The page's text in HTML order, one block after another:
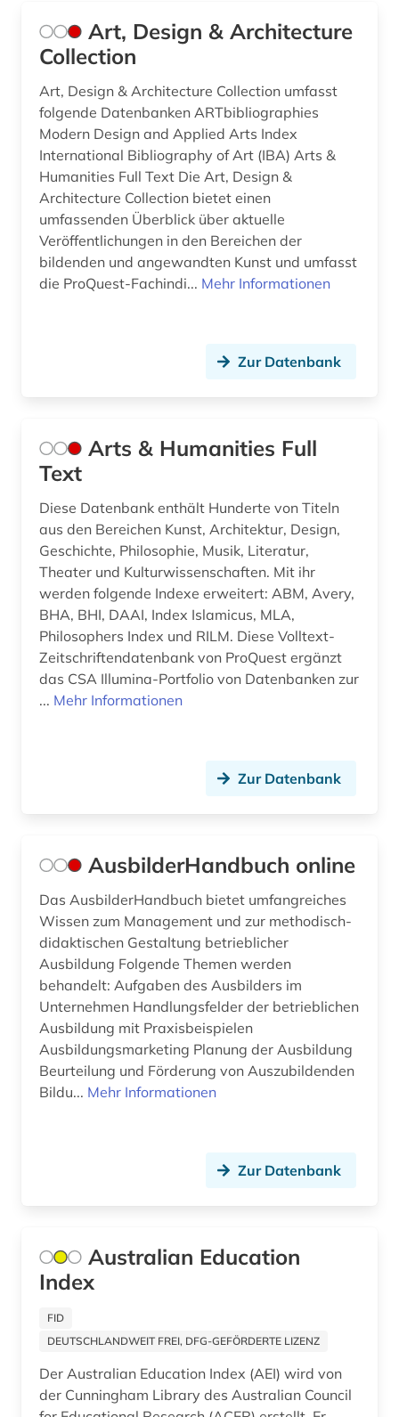
hochschulwesen (2)
hort (1)
humanitäre hilfe (1)
hörbuch (1)
immigration (1)
indien (1)
indikator (1)
indologie (1)
ingenieurwissenschaften (4)
inklusion &lt;soziologie&gt; (2)
integrierte gesamtschule (1)
interkulturelle erziehung (3)
internationaler kreditmarkt (1)
internationaler vergleich (2)
italien (1)
jahrbuch (4)
jahresbericht (3)
japan (1)
japanologie (1)
jugend (2)
jugendhilferecht (1)
jugendliteratur (4)
jugendmedien (1)
jugendpolitik (1)
Art, Design & Architecture
Collection
Art, Design & Architecture Collection umfasst
folgende Datenbanken ARTbibliographies
Modern Design and Applied Arts Index
International Bibliography of Art (IBA) Arts &
Humanities Full Text Die Art, Design &
Architecture Collection bietet einen
umfassenden Überblick über aktuelle
Veröffentlichungen in den Bereichen der
bildenden und angewandten Kunst und umfasst
die ProQuest-Fachindi... Mehr Informationen
Zur Datenbank
Arts & Humanities Full
Text
Diese Datenbank enthält Hunderte von Titeln
aus den Bereichen Kunst, Architektur, Design,
Geschichte, Philosophie, Musik, Literatur,
Theater und Kulturwissenschaften. Mit ihr
werden folgende Indexe erweitert: ABM, Avery,
BHA, BHI, DAAI, Index Islamicus, MLA,
Philosophers Index und RILM. Diese Volltext-
Zeitschriftendatenbank von ProQuest ergänzt
das CSA Illumina-Portfolio von Datenbanken zur
... Mehr Informationen
Zur Datenbank
AusbilderHandbuch online
Das AusbilderHandbuch bietet umfangreiches
Wissen zum Management und zur methodisch-
didaktischen Gestaltung betrieblicher
Ausbildung Folgende Themen werden
behandelt: Aufgaben des Ausbilders im
Unternehmen Handlungsfelder der betrieblichen
Ausbildung mit Praxisbeispielen
Ausbildungsmarketing Planung der Ausbildung
Beurteilung und Förderung von Auszubildenden
Bildu... Mehr Informationen
Zur Datenbank
Australian Education
Index
FID
DEUTSCHLANDWEIT FREI, DFG-GEFÖRDERTE LIZENZ
Der Australian Education Index (AEI) wird von
der Cunningham Library des Australian Council